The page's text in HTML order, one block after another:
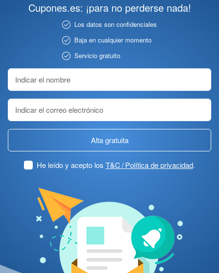
Cupones.es: ¡para no perderse nada!
Los datos son confidenciales
Baja en cualquier momento
Servicio gratuito
Alta gratuita
He leído y acepto los T&C / Política de privacidad.